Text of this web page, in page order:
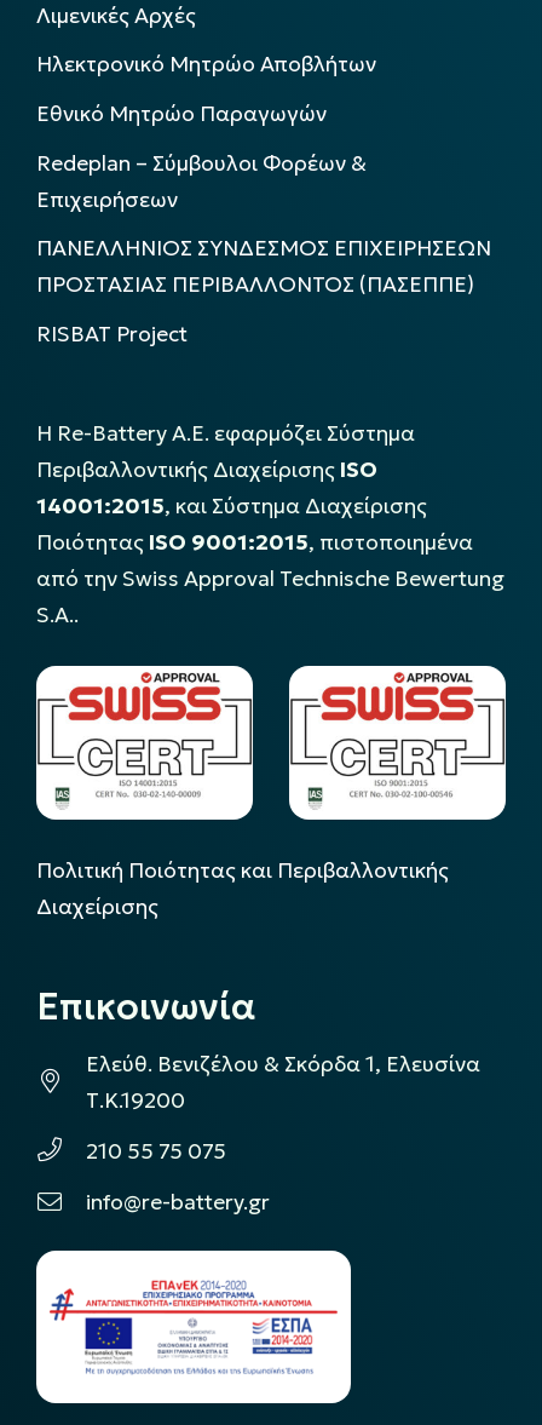
Λιμενικές Αρχές
Ηλεκτρονικό Μητρώο Αποβλήτων
Εθνικό Μητρώο Παραγωγών
Redeplan – Σύμβουλοι Φορέων &
Επιχειρήσεων
ΠΑΝΕΛΛΗΝΙΟΣ ΣΥΝΔΕΣΜΟΣ ΕΠΙΧΕΙΡΗΣΕΩΝ
ΠΡΟΣΤΑΣΙΑΣ ΠΕΡΙΒΑΛΛΟΝΤΟΣ (ΠΑΣΕΠΠΕ)
RISBAT Project
Η Re-Battery Α.Ε. εφαρμόζει Σύστημα
Περιβαλλοντικής Διαχείρισης ISO
14001:2015, και Σύστημα Διαχείρισης
Ποιότητας ISO 9001:2015, πιστοποιημένα
από την Swiss Approval Technische Bewertung
S.A..
Πολιτική Ποιότητας και Περιβαλλοντικής
Διαχείρισης
Επικοινωνία
Ελεύθ. Βενιζέλου & Σκόρδα 1, Ελευσίνα
Τ.Κ.19200
210 55 75 075
info@re-battery.gr